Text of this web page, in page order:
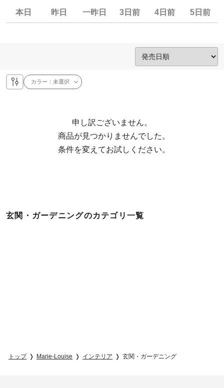
本日 昨日 一昨日 3日前 4日前 5日前
カラー：未選択
申し訳ございません。
  条件を変えてお試しください。
玄関・ガーデニングのカテゴリ一覧
トップ Marie-Louise インテリア 玄関・ガーデニング